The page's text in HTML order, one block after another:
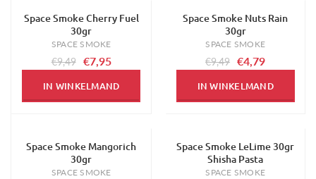
-16%
Space Smoke Cherry Fuel
30gr
SPACE SMOKE
€9,49 €7,95
IN WINKELMAND
-50%
Space Smoke Nuts Rain
30gr
SPACE SMOKE
€9,49 €4,79
IN WINKELMAND
-16%
Space Smoke Mangorich
30gr
SPACE SMOKE
-16%
Space Smoke LeLime 30gr
Shisha Pasta
SPACE SMOKE